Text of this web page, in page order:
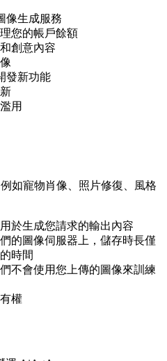
像生成服務
您的帳戶餘額
創意內容
發新功能
用
如寵物肖像、照片修復、風格
於生成您請求的輸出內容
的圖像伺服器上，儲存時長僅
時間
不會使用您上傳的圖像來訓練
權